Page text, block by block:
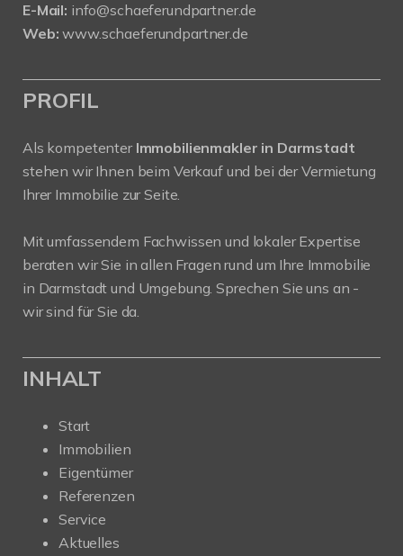
E-Mail: info@schaeferundpartner.de
Web: www.schaeferundpartner.de
PROFIL
Als kompetenter Immobilienmakler in Darmstadt
stehen wir Ihnen beim Verkauf und bei der Vermietung
Ihrer Immobilie zur Seite.
Mit umfassendem Fachwissen und lokaler Expertise
beraten wir Sie in allen Fragen rund um Ihre Immobilie
in Darmstadt und Umgebung. Sprechen Sie uns an -
wir sind für Sie da.
INHALT
Start
Immobilien
Eigentümer
Referenzen
Service
Aktuelles